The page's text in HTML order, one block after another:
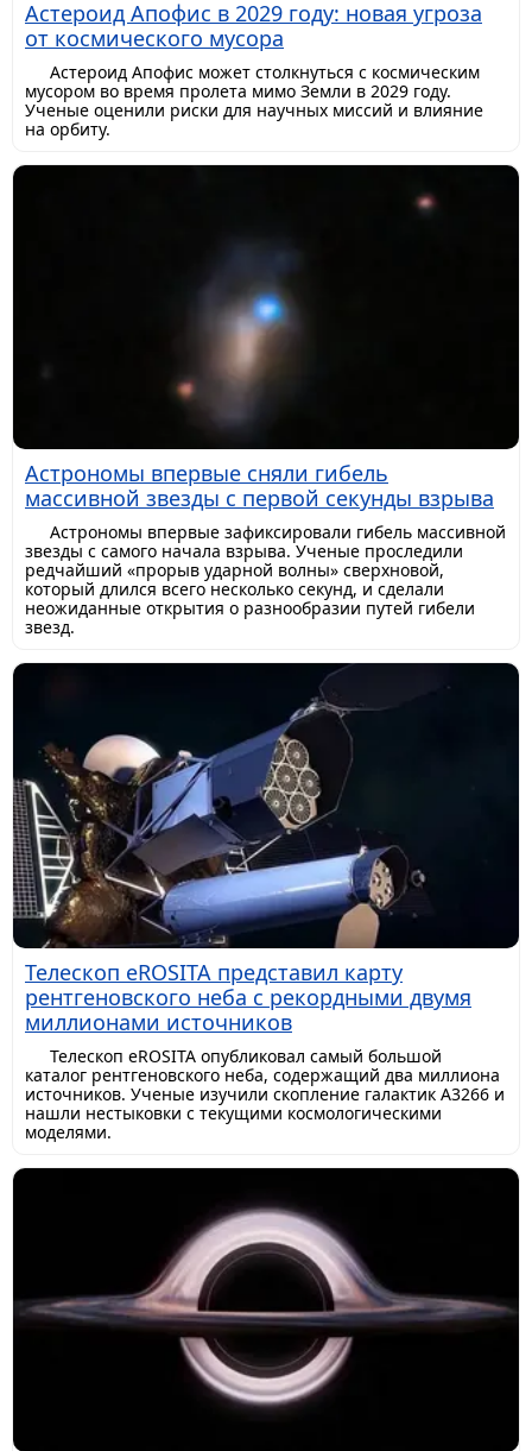
Астероид Апофис в 2029 году: новая угроза
от космического мусора
Астероид Апофис может столкнуться с космическим
мусором во время пролета мимо Земли в 2029 году.
Ученые оценили риски для научных миссий и влияние
на орбиту.
Астрономы впервые сняли гибель
массивной звезды с первой секунды взрыва
Астрономы впервые зафиксировали гибель массивной
звезды с самого начала взрыва. Ученые проследили
редчайший «прорыв ударной волны» сверхновой,
который длился всего несколько секунд, и сделали
неожиданные открытия о разнообразии путей гибели
звезд.
Телескоп eROSITA представил карту
рентгеновского неба с рекордными двумя
миллионами источников
Телескоп eROSITA опубликовал самый большой
каталог рентгеновского неба, содержащий два миллиона
источников. Ученые изучили скопление галактик A3266 и
нашли нестыковки с текущими космологическими
моделями.